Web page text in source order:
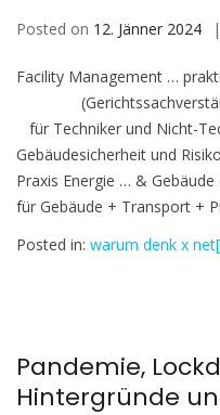
Posted on 12. Jänner 2024
Facility Management …
für Techniker und Nicht-
Gebäudesicherheit und
Praxis Energie … &
für Gebäude + Transport +
Posted in: warum denk x
Pandemie,
Hintergründe